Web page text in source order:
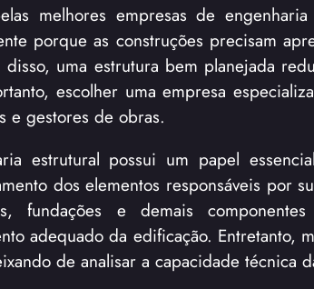
melhores empresas de
porque as construções precisam
disso, uma estrutura bem planejada
escolher uma empresa
e gestores de obras.
estrutural possui um papel
dos elementos responsáveis por
fundações e demais
adequado da edificação. Entretanto,
de analisar a capacidade técnica